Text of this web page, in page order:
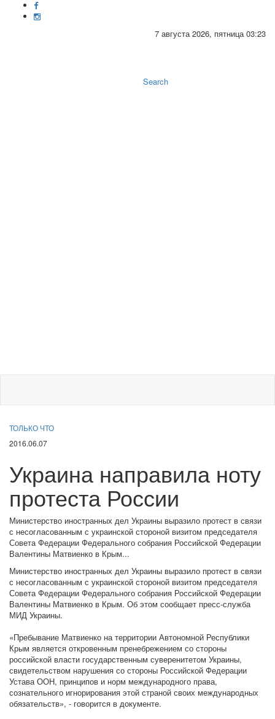
7 августа 2026, пятница 03:23
Search
ТОЛЬКО ЧТО
2016.06.07
Украина направила ноту
протеста России
Министерство иностранных дел Украины выразило протест в связи
с несогласованным с украинской стороной визитом председателя
Совета Федерации Федерального собрания Российской Федерации
Валентины Матвиенко в Крым...
Министерство иностранных дел Украины выразило протест в связи
с несогласованным с украинской стороной визитом председателя
Совета Федерации Федерального собрания Российской Федерации
Валентины Матвиенко в Крым. Об этом сообщает пресс-служба
МИД Украины.
«Пребывание Матвиенко на территории Автономной Республики
Крым является откровенным пренебрежением со стороны
российской власти государственным суверенитетом Украины,
свидетельством нарушения со стороны Российской Федерации
Устава ООН, принципов и норм международного права,
сознательного игнорирования этой страной своих международных
обязательств», - говорится в документе.